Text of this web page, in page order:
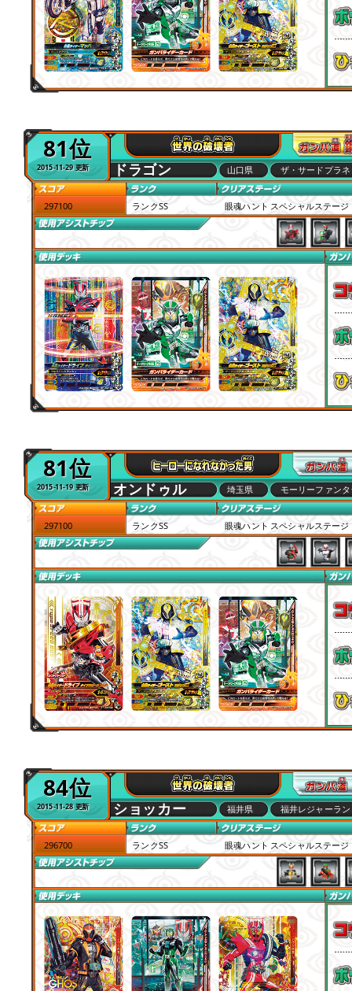
81位
2015-11-29 更新 ドラゴン 山口県 ザ・サードプラ
297100 ランクSS 眼魂ハント スペシャルステー
81位
2015-11-19 更新 オンドゥル 埼玉県 モーリーファン
297100 ランクSS 眼魂ハント スペシャルステー
84位
2015-11-28 更新 ショッカー 福井県 福井レジャーラ
296700 ランクSS 眼魂ハント スペシャルステー